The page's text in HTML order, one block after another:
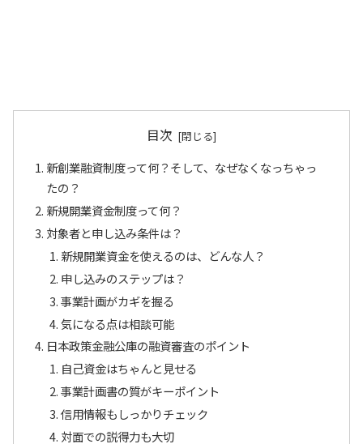
目次
新創業融資制度って何？そして、なぜなくなっちゃっ
たの？
新規開業資金制度って何？
対象者と申し込み条件は？
新規開業資金を使えるのは、どんな人？
申し込みのステップは？
事業計画がカギを握る
気になる点は相談可能
日本政策金融公庫の融資審査のポイント
自己資金はちゃんと見せる
事業計画書の質がキーポイント
信用情報もしっかりチェック
対面での説得力も大切